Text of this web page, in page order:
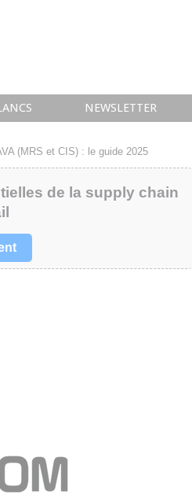
NEWSLETTER
(MRS et CIS) : le guide 2025
de la supply chain